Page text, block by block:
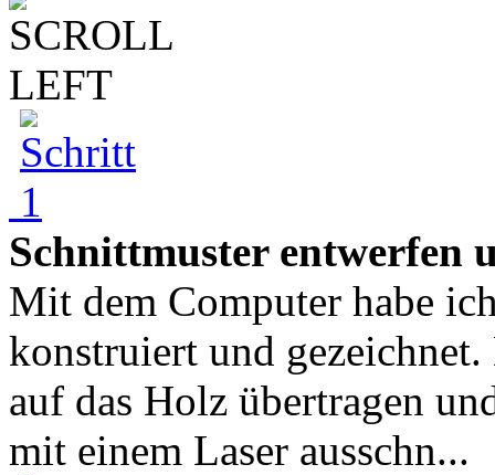
Schnittmuster entwerfen
Mit dem Computer habe
konstruiert und
auf das Holz übertragen
mit einem Laser ausschn...